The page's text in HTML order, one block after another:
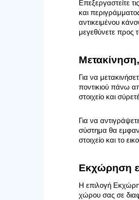
Επεξεργαστείτε
και
αντικειμένου
μεγεθύνετε προς
Για να
ποντικιού πάνω
στοιχείο και
Για να
σύστημα θα
στοιχείο και το
Εκχώρηση
Η επιλογή
χώρου σας σε